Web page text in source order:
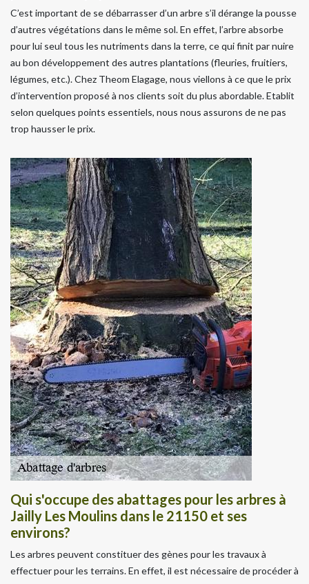
C’est important de se débarrasser d’un arbre s’il dérange la pousse
d’autres végétations dans le même sol. En effet, l’arbre absorbe
pour lui seul tous les nutriments dans la terre, ce qui finit par nuire
au bon développement des autres plantations (fleuries, fruitiers,
légumes, etc.). Chez Theom Elagage, nous viellons à ce que le prix
d’intervention proposé à nos clients soit du plus abordable. Etablit
selon quelques points essentiels, nous nous assurons de ne pas
trop hausser le prix.
Qui s'occupe des abattages pour les arbres à
Jailly Les Moulins dans le 21150 et ses
environs?
Les arbres peuvent constituer des gènes pour les travaux à
effectuer pour les terrains. En effet, il est nécessaire de procéder à